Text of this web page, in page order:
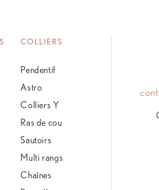
COLLIERS
Pendentif
Astro
Colliers Y
Ras de cou
Sautoirs
Multi rangs
Chaînes